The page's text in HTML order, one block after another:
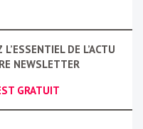
DE L’ACTU
NEWSLETTER
GRATUIT